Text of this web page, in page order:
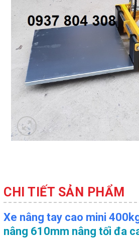
CHI TIẾT SẢN PHẨM
Xe nâng tay cao mini
nâng 610mm nâng tối đa